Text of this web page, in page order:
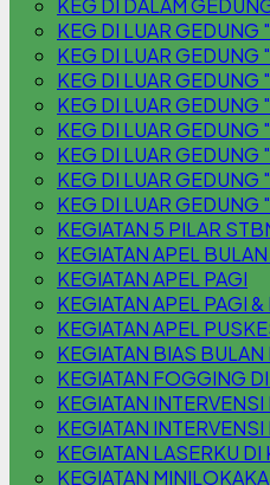
KEG DI DALAM
KEG DI LUAR GEDUNG
KEG DI LUAR GEDUNG
KEG DI LUAR GEDUNG
KEG DI LUAR GEDUNG
KEG DI LUAR GEDUNG
KEG DI LUAR
KEG DI LUAR GEDUNG
KEG DI LUAR GEDUNG
KEGIATAN 5 PILAR
KEGIATAN APEL
KEGIATAN APEL PAGI
KEGIATAN APEL PAGI
KEGIATAN APEL
KEGIATAN BIAS
KEGIATAN FOGGING
KEGIATAN
KEGIATAN
KEGIATAN LASERKU
KEGIATAN